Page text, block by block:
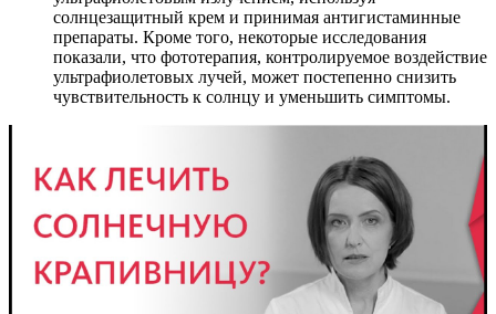
солнцезащитный крем и принимая антигистаминные
препараты. Кроме того, некоторые исследования
показали, что фототерапия, контролируемое воздействие
ультрафиолетовых лучей, может постепенно снизить
чувствительность к солнцу и уменьшить симптомы.